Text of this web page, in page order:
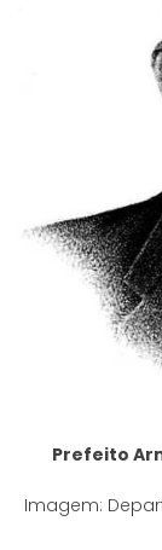
Prefeito
Imagem: